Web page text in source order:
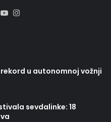
X YouTube
u autonomnoj vožnji
sevdalinke: 18